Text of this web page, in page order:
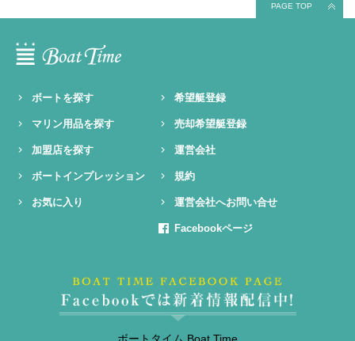
PAGE TOP
ボートを探す
マリン用品を探す
加盟店を探す
ボートインプレッション
お気に入り
希望艇登録
売却希望艇登録
運営会社
規約
運営会社へお問い合せ
Facebookページ
ボートタイム Boat Time